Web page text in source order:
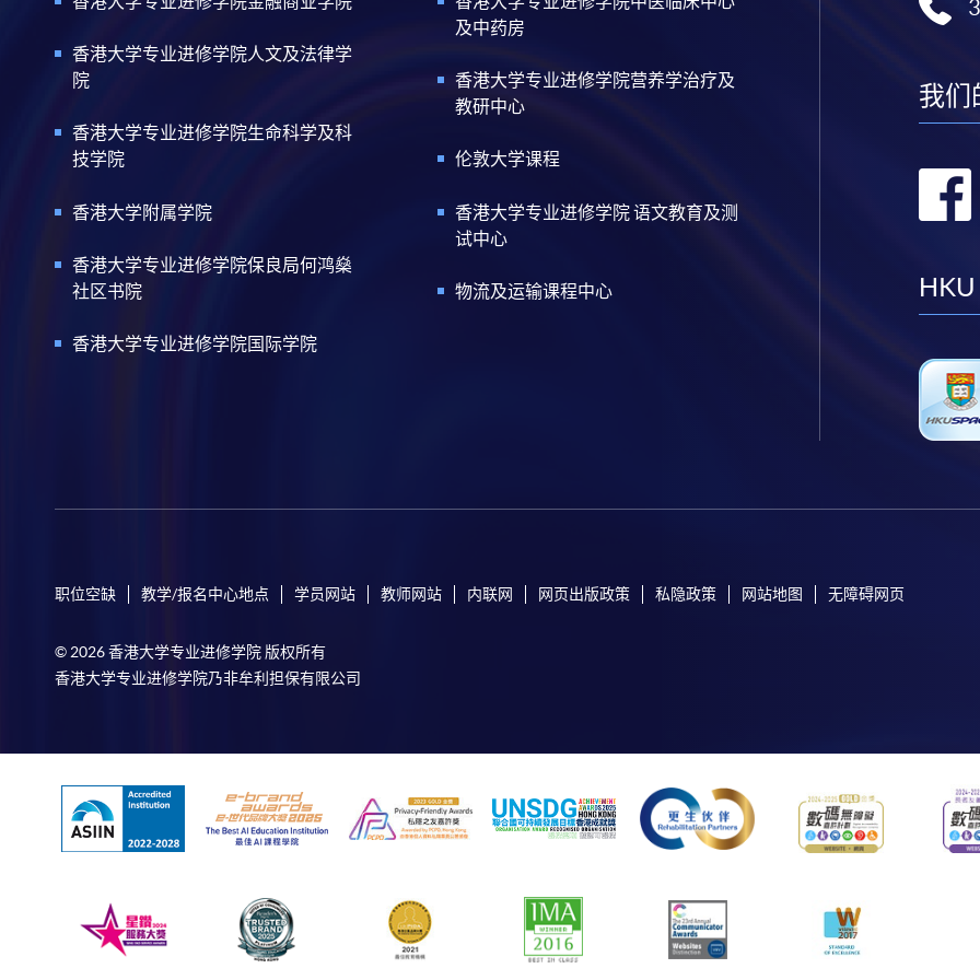
香港大学专业进修学院人文及法律学
院
香港大学专业进修学院生命科学及科
技学院
香港大学附属学院
香港大学专业进修学院保良局何鸿燊
社区书院
香港大学专业进修学院国际学院
及中药房
香港大学专业进修学院营养学治疗及
教研中心
伦敦大学课程
香港大学专业进修学院 语文教育及测
试中心
物流及运输课程中心
我们
HKU
职位空缺 教学/报名中心地点 学员网站 教师网站 内联网 网页出版政策 私隐政策 网站地图 无障碍网页
© 2026 香港大学专业进修学院 版权所有
香港大学专业进修学院乃非牟利担保有限公司